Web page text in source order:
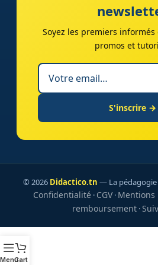
Soyez les premiers informés
promos et
S'inscrire →
© 2026 Didactico.tn — La pédagogie
Confidentialité · CGV· Mentions
remboursement·
MenuCart